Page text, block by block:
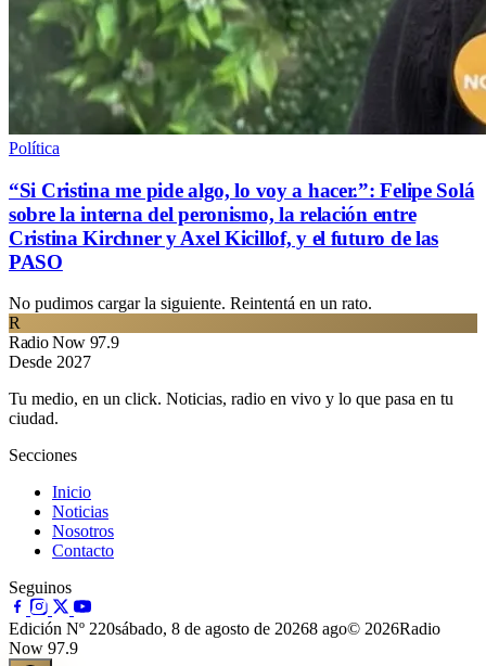
Política
“Si Cristina me pide algo, lo voy a hacer.”: Felipe Solá
sobre la interna del peronismo, la relación entre
Cristina Kirchner y Axel Kicillof, y el futuro de las
PASO
No pudimos cargar la siguiente. Reintentá en un rato.
R
Radio Now 97.9
Desde 2027
Tu medio, en un click. Noticias, radio en vivo y lo que pasa en tu
ciudad.
Secciones
Inicio
Noticias
Nosotros
Contacto
Seguinos
Edición Nº 220sábado, 8 de agosto de 20268 ago© 2026Radio
Now 97.9